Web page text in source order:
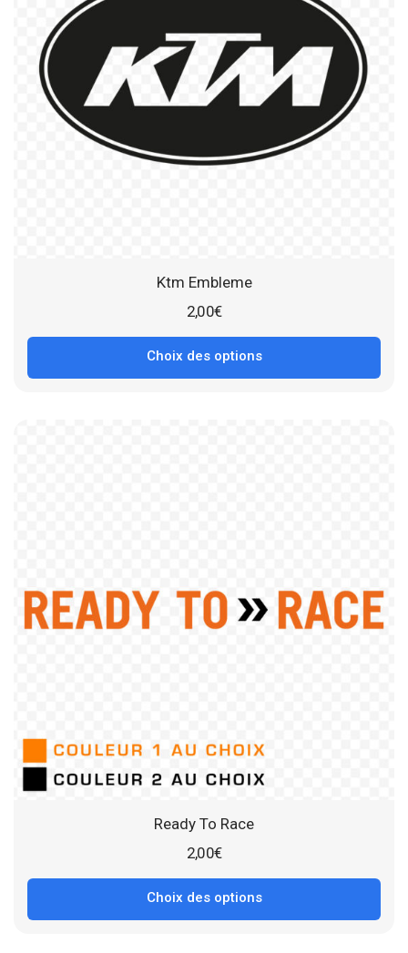
Ktm Embleme
2,00€
Choix des options
Ready To Race
2,00€
Choix des options